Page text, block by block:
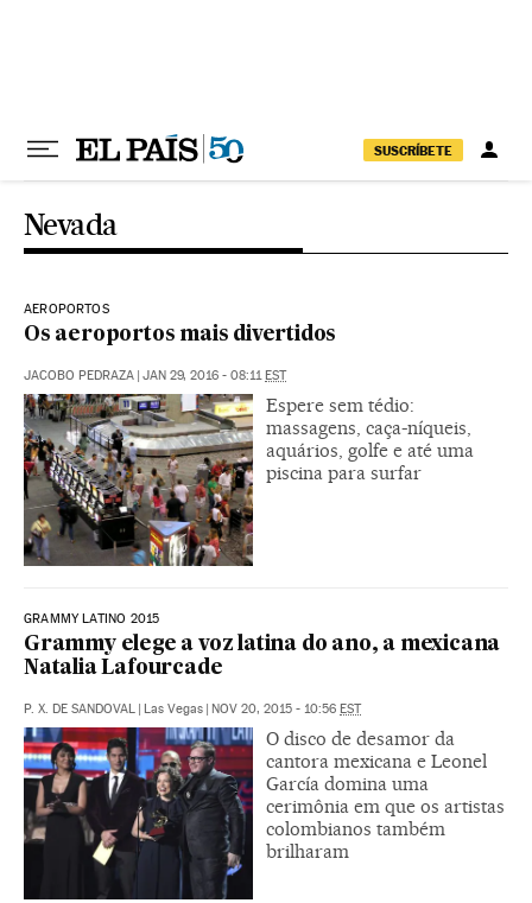
SUSCRÍBETE
Nevada
AEROPORTOS
Os aeroportos mais divertidos
JACOBO PEDRAZA | JAN 29, 2016 - 08:11EST
Espere sem tédio:
massagens, caça-níqueis,
aquários, golfe e até uma
piscina para surfar
GRAMMY LATINO 2015
Grammy elege a voz latina do ano, a mexicana
Natalia Lafourcade
P. X. DE SANDOVAL | Las Vegas | NOV 20, 2015 - 10:56 EST
O disco de desamor da
cantora mexicana e Leonel
García domina uma
cerimônia em que os artistas
colombianos também
brilharam